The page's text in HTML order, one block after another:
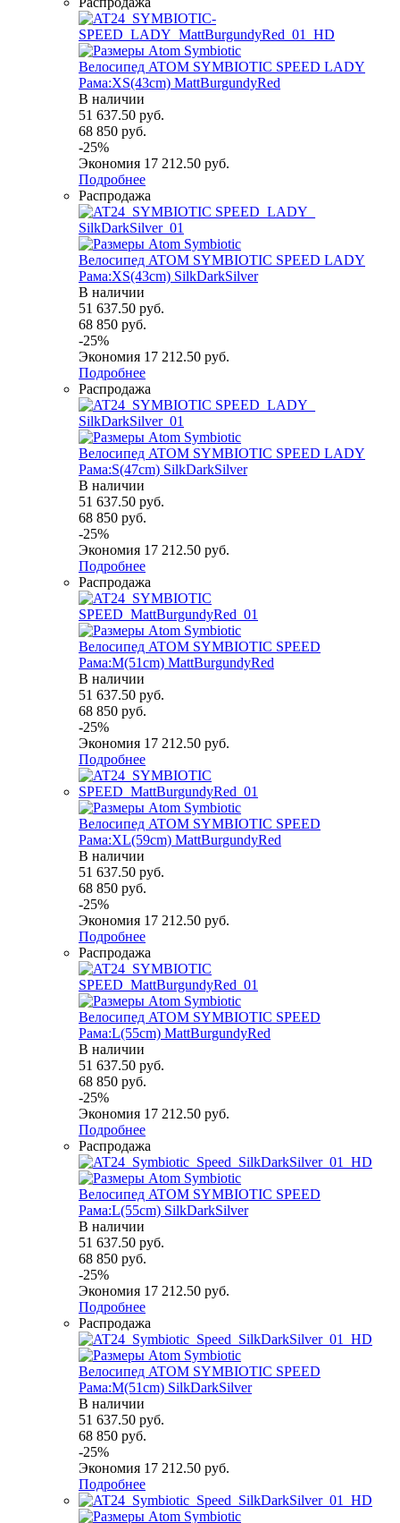
Велосипед ATOM SYMBIOTIC SPEED LADY
Рама:XS(43cm) MattBurgundyRed
В наличии
51 637.50 руб.
68 850 руб.
-25%
Экономия 17 212.50 руб.
Подробнее
Распродажа
Велосипед ATOM SYMBIOTIC SPEED LADY
Рама:XS(43cm) SilkDarkSilver
В наличии
51 637.50 руб.
68 850 руб.
-25%
Экономия 17 212.50 руб.
Подробнее
Распродажа
Велосипед ATOM SYMBIOTIC SPEED LADY
Рама:S(47cm) SilkDarkSilver
В наличии
51 637.50 руб.
68 850 руб.
-25%
Экономия 17 212.50 руб.
Подробнее
Распродажа
Велосипед ATOM SYMBIOTIC SPEED
Рама:M(51cm) MattBurgundyRed
В наличии
51 637.50 руб.
68 850 руб.
-25%
Экономия 17 212.50 руб.
Подробнее
Велосипед ATOM SYMBIOTIC SPEED
Рама:XL(59cm) MattBurgundyRed
В наличии
51 637.50 руб.
68 850 руб.
-25%
Экономия 17 212.50 руб.
Подробнее
Распродажа
Велосипед ATOM SYMBIOTIC SPEED
Рама:L(55cm) MattBurgundyRed
В наличии
51 637.50 руб.
68 850 руб.
-25%
Экономия 17 212.50 руб.
Подробнее
Распродажа
Велосипед ATOM SYMBIOTIC SPEED
Рама:L(55cm) SilkDarkSilver
В наличии
51 637.50 руб.
68 850 руб.
-25%
Экономия 17 212.50 руб.
Подробнее
Распродажа
Велосипед ATOM SYMBIOTIC SPEED
Рама:M(51cm) SilkDarkSilver
В наличии
51 637.50 руб.
68 850 руб.
-25%
Экономия 17 212.50 руб.
Подробнее